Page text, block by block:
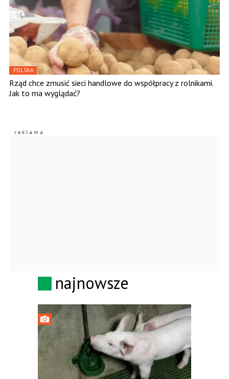
POLSKA
Rząd chce zmusić sieci handlowe do współpracy z rolnikami.
Jak to ma wyglądać?
najnowsze